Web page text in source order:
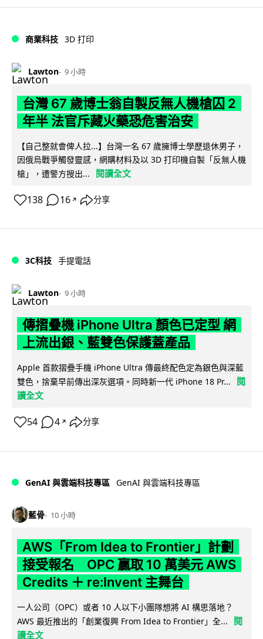
商業科技 3D 打印
Lawton 9 小時
台灣 67 歲博士翁自製反無人機槍囚 2
年半 法官斥藏火藥恐危害治安
【自己整就會俾人拉...】台灣一名 67 歲擁博士學歷退休男子，
因俄烏戰爭觸發靈感，網購材料及以 3D 打印機自製「反無人機
槍」，遭警方搜出...
閱讀全文
138 16 ↗ 分享
3C科技 手提電話
Lawton 9 小時
傳摺疊機 iPhone Ultra 顏色已定型 網
上流出銀、藍雙色保護蓋產品
Apple 首款摺疊手機 iPhone Ultra 傳最終配色定為銀色與深藍
雙色，捨棄早前傳出深灰選項。同時新一代 iPhone 18 Pr...
閱
讀全文
54 4 ↗ 分享
GenAI 與雲端科技專區 GenAI 與雲端科技專區
藍骨 10 小時
AWS「From Idea to Frontier」計劃
接受報名 OPC 贏取 10 萬美元 AWS
Credits ＋ re:Invent 主舞台
一人公司（OPC）或者 10 人以下小團隊想將 AI 構思落地？
AWS 最近推出的「創業復興 From Idea to Frontier」全...
閱
讀全文